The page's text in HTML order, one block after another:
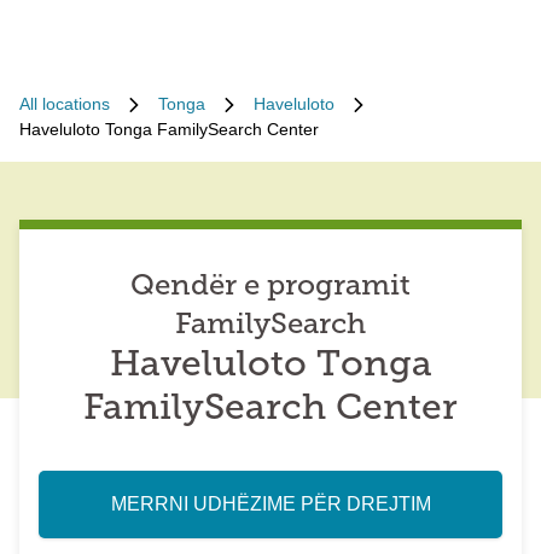
All locations Tonga
Haveluloto
Haveluloto Tonga FamilySearch Center
Qendër e programit
FamilySearch
Haveluloto Tonga
FamilySearch Center
MERRNI UDHËZIME PËR DREJTIM